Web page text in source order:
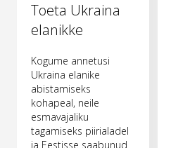
Toeta Ukraina
elanikke
Kogume annetusi
Ukraina elanike
abistamiseks
kohapeal, neile
esmavajaliku
tagamiseks piirialadel
ja Eestisse saabunud